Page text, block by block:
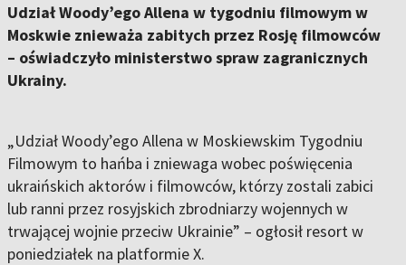
Udział Woody’ego Allena w tygodniu filmowym w
Moskwie znieważa zabitych przez Rosję filmowców
– oświadczyło ministerstwo spraw zagranicznych
Ukrainy.
„Udział Woody’ego Allena w Moskiewskim Tygodniu
Filmowym to hańba i zniewaga wobec poświęcenia
ukraińskich aktorów i filmowców, którzy zostali zabici
lub ranni przez rosyjskich zbrodniarzy wojennych w
trwającej wojnie przeciw Ukrainie” – ogłosił resort w
poniedziałek na platformie X.